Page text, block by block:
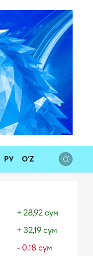
РУ O‘Z
+ 28,92 сум
+ 32,19 сум
- 0,18 сум